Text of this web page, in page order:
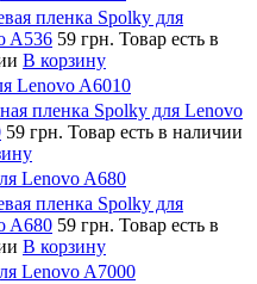
пленка Spolky для
A536 59 грн. Товар есть в
В корзину
Lenovo A6010
пленка Spolky для Lenovo
59 грн. Товар есть в наличии
Lenovo A680
пленка Spolky для
A680 59 грн. Товар есть в
В корзину
Lenovo A7000